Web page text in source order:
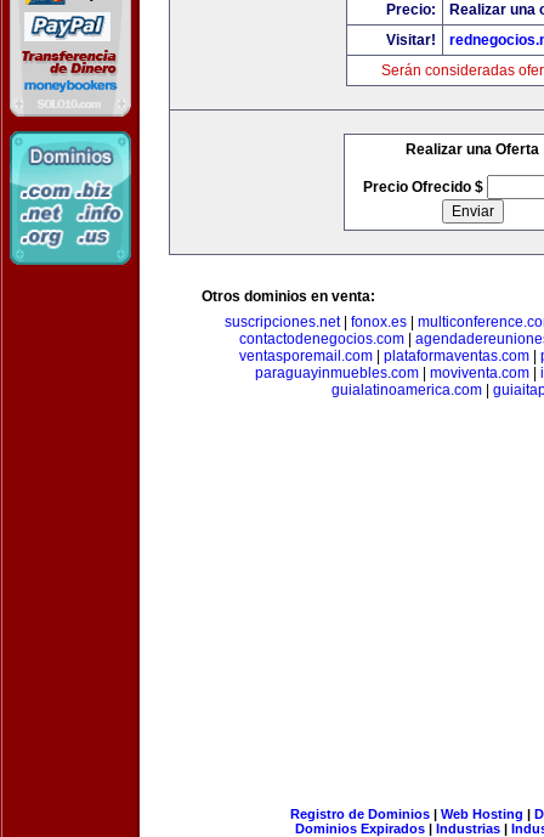
Precio:
Realizar una
Visitar!
Serán consideradas
Realizar una Oferta
Precio Ofrecido $
Otros dominios en venta:
suscripciones.net| fonox.es
contactodenegocios.com|
ventasporemail.com| plataformaventas.com|
paraguayinmuebles.com| moviventa.com|
guialatinoamerica.com|
Registro de Dominios| Web Hosting |
Dominios Expirados | Industrias |